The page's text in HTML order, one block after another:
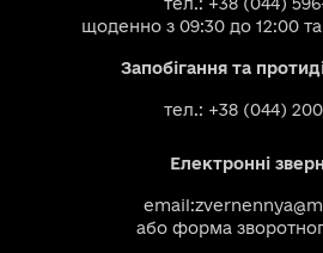
тел.: +38 (044)
щоденно з 09:30 до 12:00 та
Запобігання та
тел.: +38 (044)
Електронні
email:
або форма